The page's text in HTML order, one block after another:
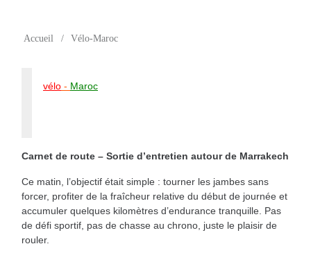
Accueil / Vélo-Maroc
vélo - Maroc
Carnet de route – Sortie d’entretien autour de Marrakech
Ce matin, l’objectif était simple : tourner les jambes sans
forcer, profiter de la fraîcheur relative du début de journée et
accumuler quelques kilomètres d’endurance tranquille. Pas
de défi sportif, pas de chasse au chrono, juste le plaisir de
rouler.